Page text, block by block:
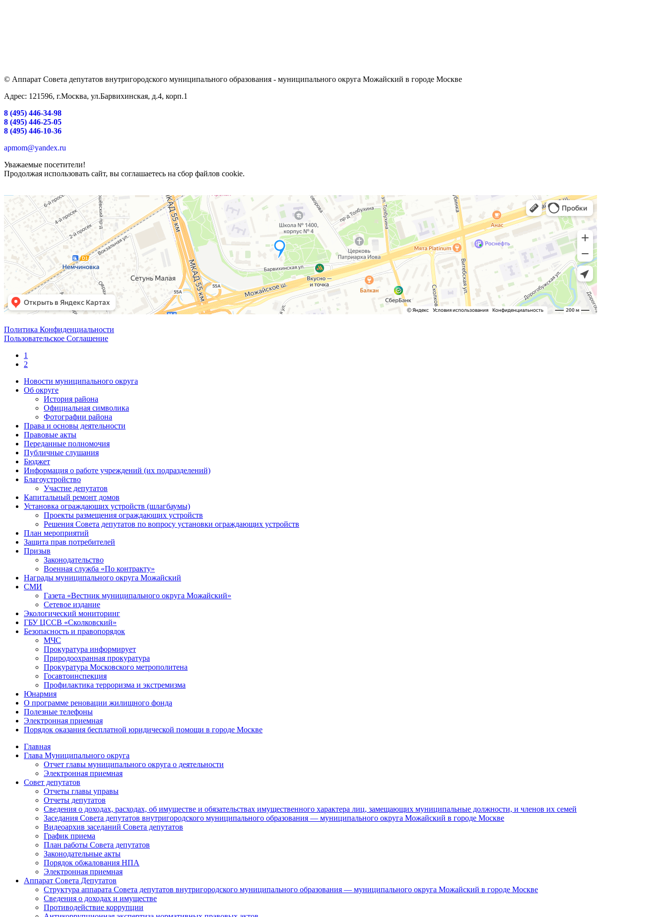
© Аппарат Совета депутатов внутригородского муниципального образования - муниципального округа Можайский в городе Москве
Адрес: 121596, г.Москва, ул.Барвихинская, д.4, корп.1
8 (495) 446-34-98
8 (495) 446-25-05
8 (495) 446-10-36
apmom@yandex.ru
Уважаемые посетители!
Продолжая использовать сайт, вы соглашаетесь на сбор файлов cookie.
Политика Конфиденциальности
Пользовательское Соглашение
1
2
Новости муниципального округа
Об округе
История района
Официальная символика
Фотографии района
Права и основы деятельности
Правовые акты
Переданные полномочия
Публичные слушания
Бюджет
Информация о работе учреждений (их подразделений)
Благоустройство
Участие депутатов
Капитальный ремонт домов
Установка ограждающих устройств (шлагбаумы)
Проекты размещения ограждающих устройств
Решения Совета депутатов по вопросу установки ограждающих устройств
План мероприятий
Защита прав потребителей
Призыв
Законодательство
Военная служба «По контракту»
Награды муниципального округа Можайский
СМИ
Газета «Вестник муниципального округа Можайский»
Сетевое издание
Экологический мониторинг
ГБУ ЦССВ «Сколковский»
Безопасность и правопорядок
МЧС
Прокуратура информирует
Природоохранная прокуратура
Прокуратура Московского метрополитена
Госавтоинспекция
Профилактика терроризма и экстремизма
Юнармия
О программе реновации жилищного фонда
Полезные телефоны
Электронная приемная
Порядок оказания бесплатной юридической помощи в городе Москве
Главная
Глава Муниципального округа
Отчет главы муниципального округа о деятельности
Электронная приемная
Совет депутатов
Отчеты главы управы
Отчеты депутатов
Сведения о доходах, расходах, об имуществе и обязательствах имущественного характера лиц, замещающих муниципальные должности, и членов их семей
Заседания Совета депутатов внутригородского муниципального образования — муниципального округа Можайский в городе Москве
Видеоархив заседаний Совета депутатов
График приема
План работы Совета депутатов
Законодательные акты
Порядок обжалования НПА
Электронная приемная
Аппарат Совета Депутатов
Структура аппарата Совета депутатов внутригородского муниципального образования — муниципального округа Можайский в городе Москве
Сведения о доходах и имуществе
Противодействие коррупции